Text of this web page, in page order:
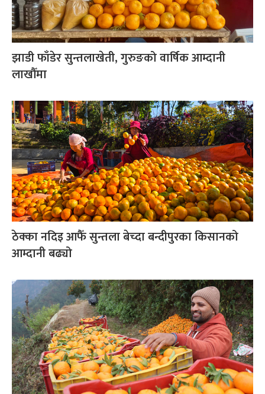
झाडी फाँडेर सुन्तलाखेती, गुरुङको वार्षिक आम्दानी
लाखौँमा
ठेक्का नदिइ आफैँ सुन्तला बेच्दा बन्दीपुरका किसानको
आम्दानी बढ्यो